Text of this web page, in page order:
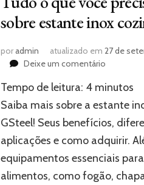
sobre estante inox
poradmin atualizado em 27 de
Deixe um comentário
o
que
precisa
saber
sobre
estante
inox
Tempo de leitura: 4 minutos
Saiba mais sobre a estante
GSteel! Seus benefícios,
aplicações e como adquirir.
equipamentos essenciais
alimentos, como fogão,